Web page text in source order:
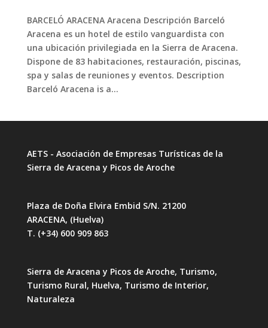
BARCELÓ ARACENA Aracena Descripción Barceló
Aracena es un hotel de estilo vanguardista con
una ubicación privilegiada en la Sierra de Aracena.
Dispone de 83 habitaciones, restauración, piscinas,
spa y salas de reuniones y eventos. Description
Barceló Aracena is a...
AETS - Asociación de Empresas Turísticas de la
Sierra de Aracena y Picos de Aroche
Plaza de Doña Elvira Embid S/N. 21200
ARACENA, (Huelva)
T. (+34) 600 909 863
Sierra de Aracena y Picos de Aroche, Turismo,
Turismo Rural, Huelva, Turismo de Interior,
Naturaleza